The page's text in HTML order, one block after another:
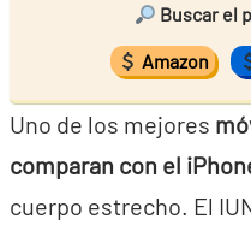
Buscar el
Amazon
Uno de los mejores
comparan con el
cuerpo estrecho. El